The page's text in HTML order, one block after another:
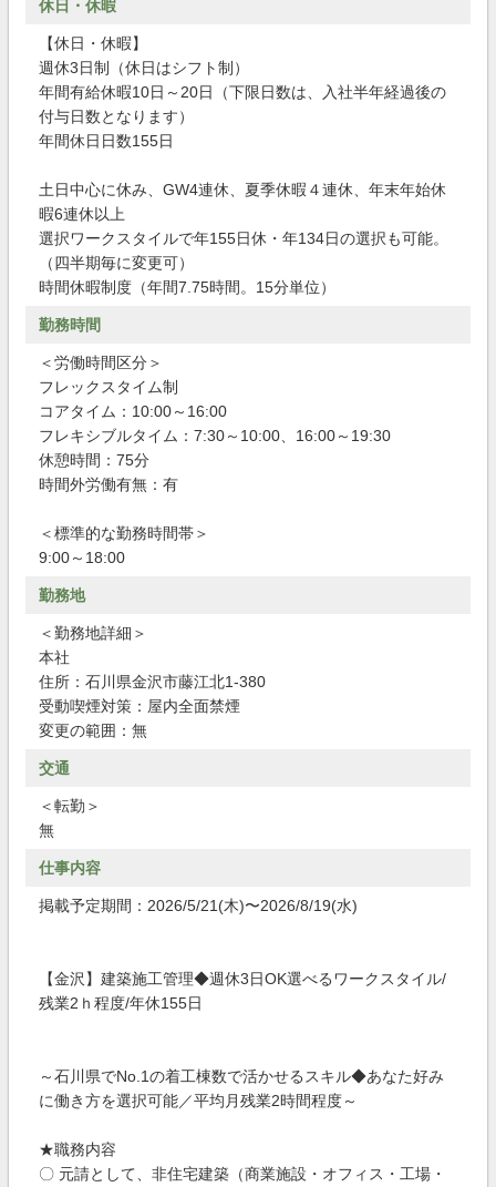
休日・休暇
【休日・休暇】
週休3日制（休日はシフト制）
年間有給休暇10日～20日（下限日数は、入社半年経過後の
付与日数となります）
年間休日日数155日
土日中心に休み、GW4連休、夏季休暇４連休、年末年始休
暇6連休以上
選択ワークスタイルで年155日休・年134日の選択も可能。
（四半期毎に変更可）
時間休暇制度（年間7.75時間。15分単位）
勤務時間
＜労働時間区分＞
フレックスタイム制
コアタイム：10:00～16:00
フレキシブルタイム：7:30～10:00、16:00～19:30
休憩時間：75分
時間外労働有無：有
＜標準的な勤務時間帯＞
9:00～18:00
勤務地
＜勤務地詳細＞
本社
住所：石川県金沢市藤江北1-380
受動喫煙対策：屋内全面禁煙
変更の範囲：無
交通
＜転勤＞
無
仕事内容
掲載予定期間：2026/5/21(木)〜2026/8/19(水)
【金沢】建築施工管理◆週休3日OK選べるワークスタイル/
残業2ｈ程度/年休155日
～石川県でNo.1の着工棟数で活かせるスキル◆あなた好み
に働き方を選択可能／平均月残業2時間程度～
★職務内容
〇 元請として、非住宅建築（商業施設・オフィス・工場・